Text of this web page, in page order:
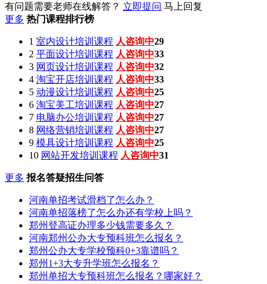
有问题需要老师在线解答？ 立即提问 马上回复
更多 热门课程排行榜
1 室内设计培训课程 人咨询中29
2 平面设计培训课程 人咨询中33
3 网页设计培训课程 人咨询中32
4 淘宝开店培训课程 人咨询中33
5 动漫设计培训课程 人咨询中25
6 淘宝美工培训课程 人咨询中27
7 电脑办公培训课程 人咨询中27
8 网络营销培训课程 人咨询中27
9 模具设计培训课程 人咨询中25
10 网站开发培训课程 人咨询中31
更多 报名答疑招生问答
河南单招考试滑档了怎么办？
河南单招落榜了怎么办还有学校上吗？
郑州登高证办理多少钱需要多久？
河南郑州公办大专预科班怎么报名？
郑州公办大专学校预科0+3靠谱吗？
郑州1+3大专升学班怎么报名？
郑州单招大专预科班怎么报名？哪家好？